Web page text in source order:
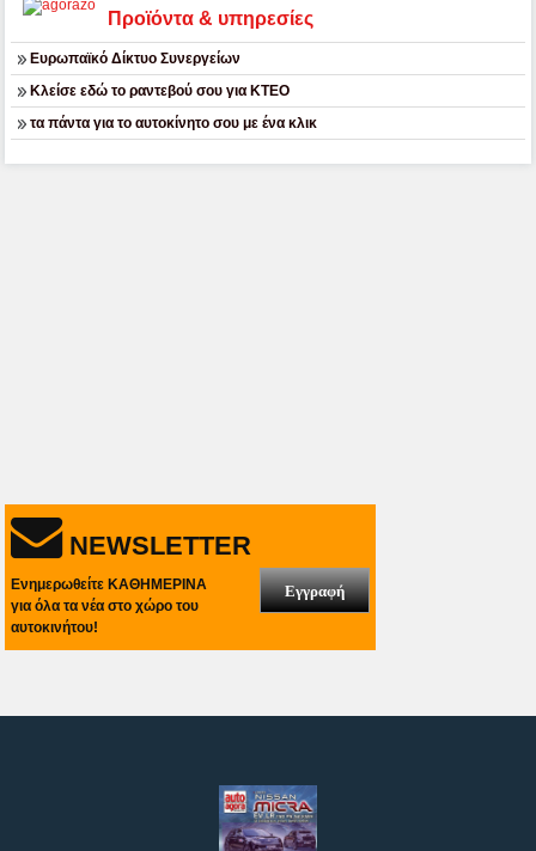
Προϊόντα & υπηρεσίες
Ευρωπαϊκό Δίκτυο Συνεργείων
Κλείσε εδώ το ραντεβού σου για ΚΤΕΟ
τα πάντα για το αυτοκίνητο σου με ένα κλικ
NEWSLETTER
Ενημερωθείτε ΚΑΘΗΜΕΡΙΝΑ
για όλα τα νέα στο χώρο του
αυτοκινήτου!
Εγγραφή